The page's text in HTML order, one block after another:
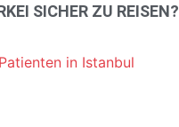
SICHER ZU REISEN?